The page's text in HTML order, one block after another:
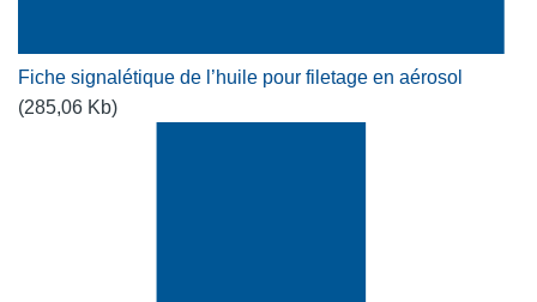
Fiche signalétique de l’huile pour filetage en aérosol
(285,06 Kb)